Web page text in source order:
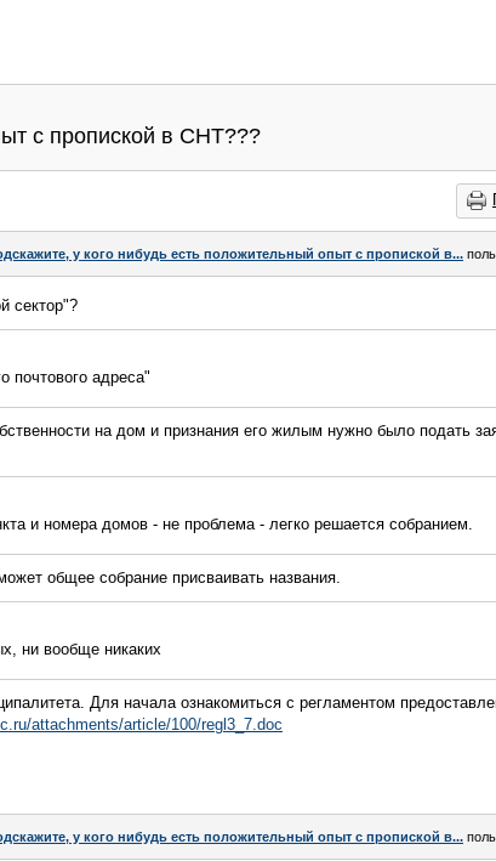
с пропиской в СНТ???
у кого нибудь есть положительный опыт с пропиской в...
сектор"?
почтового адреса"
на дом и признания его жилым нужно было подать
и номера домов - не проблема - легко решается собранием.
общее собрание присваивать названия.
ни вообще никаких
Для начала ознакомиться с регламентом
attachments/article/100/regl3_7.doc
у кого нибудь есть положительный опыт с пропиской в...